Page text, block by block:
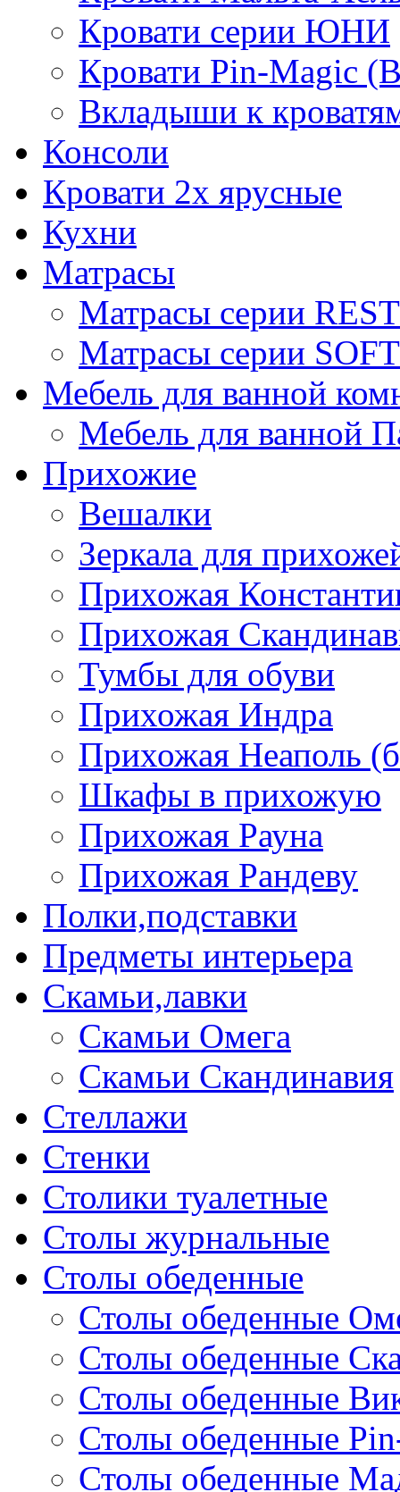
Кровати серии ЮНИ
Кровати Pin-Magic
Вкладыши к
Консоли
Кровати 2х ярусные
Кухни
Матрасы
Матрасы серии REST
Матрасы серии SOFT
Мебель для ванной
Мебель для ванной
Прихожие
Вешалки
Зеркала для
Прихожая
Прихожая
Тумбы для обуви
Прихожая Индра
Прихожая Неаполь
Шкафы в прихожую
Прихожая Рауна
Прихожая Рандеву
Полки,подставки
Предметы интерьера
Скамьи,лавки
Скамьи Омега
Скамьи Скандинавия
Стеллажи
Стенки
Столики туалетные
Столы журнальные
Столы обеденные
Столы обеденные
Столы обеденные
Столы обеденные
Столы обеденные
Столы обеденные